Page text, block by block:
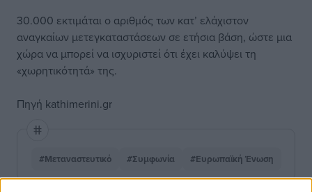
30.000 εκτιµάται ο αριθµός των κατ’ ελάχιστον
αναγκαίων µετεγκαταστάσεων σε ετήσια βάση, ώστε µια
χώρα να µπορεί να ισχυριστεί ότι έχει καλύψει τη
«χωρητικότητά» της.
Πηγή kathimerini.gr
#Μεταναστευτικό #Συμφωνία #Ευρωπαϊκή Ένωση